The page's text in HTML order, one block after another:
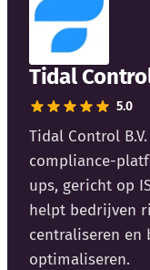
Blog
Bedrijfsupdates
Externe bronnen
Auteurs
Tidal
5.0
Tidal Control
compliance-
ups, gericht op
helpt bedrijven
centraliseren en
optimaliseren.